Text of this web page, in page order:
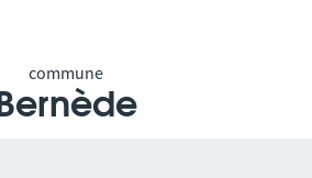
commune
Bernède